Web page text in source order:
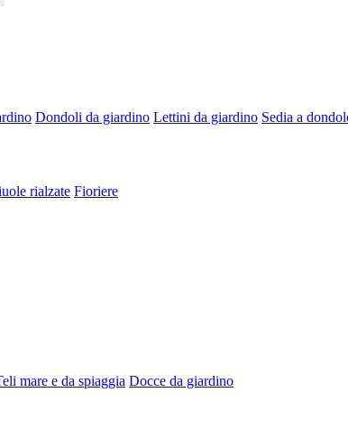
Dondoli da giardino Lettini da giardino Sedia a
rialzate Fioriere
mare e da spiaggia Docce da giardino